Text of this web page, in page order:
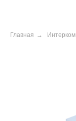
Главная → Интерком